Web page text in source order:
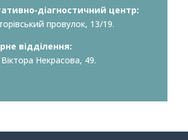
діагностичний центр:
провулок, 13/19.
відділення:
Некрасова, 49.